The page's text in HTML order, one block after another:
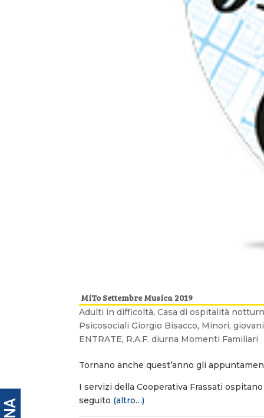
MiTo Settembre Musica 2019
Adulti in difficoltà,Casa di ospitalità
Psicosociali Giorgio Bisacco, Minori,
ENTRATE, R.A.F. diurna Momenti Familiari
Tornano anche quest’anno gli
I servizi della Cooperativa Frassati
seguito (altro…)